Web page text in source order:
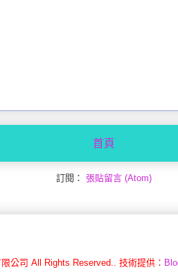
首頁
訂閱： 張貼留言 (Atom)
公司 All Rights Reserved.. 技術提供：